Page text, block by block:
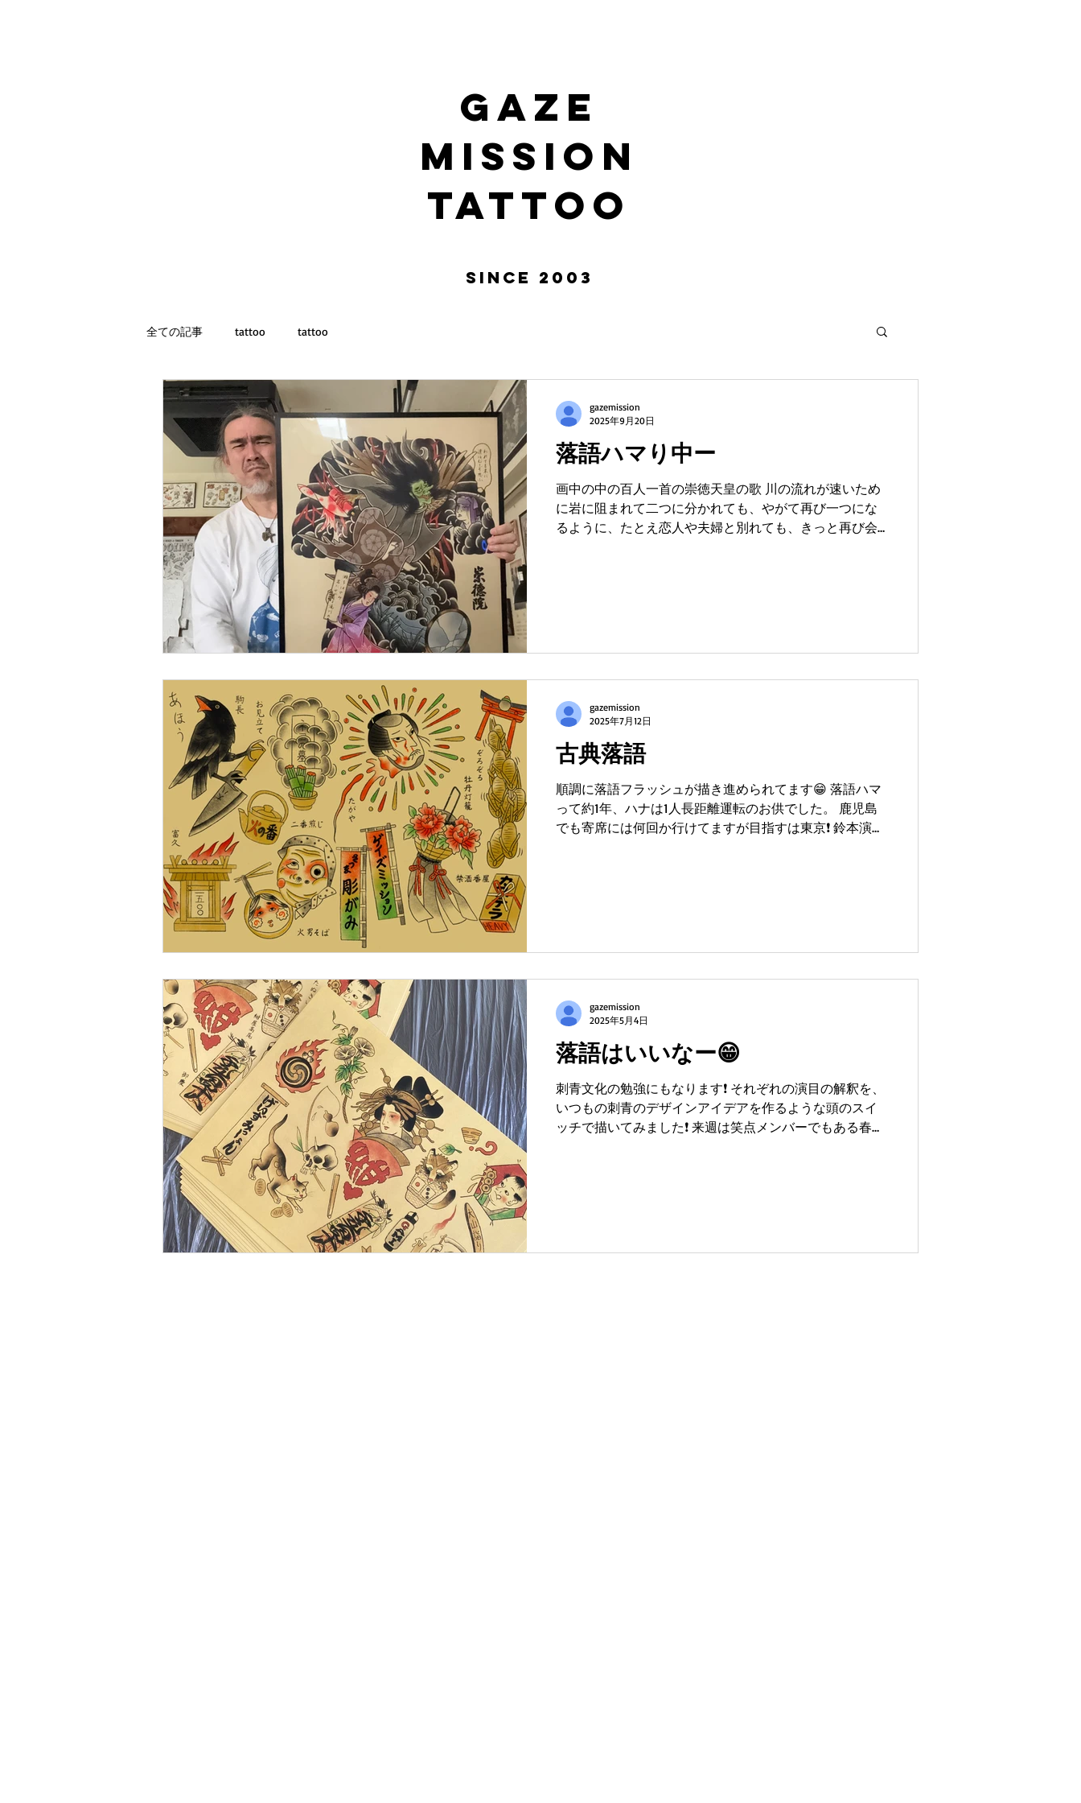
gaze
mission
tattoo
Since 2003
全ての記事 tattoo tattoo
落語ハマり中ー
画中の中の百人一首の崇徳天皇の歌 川の流れが速いため
に岩に阻まれて二つに分かれても、やがて再び一つにな
るように、たとえ恋人や夫婦と別れても、きっと再び会
gazemission
2025年9月20日
古典落語
順調に落語フラッシュが描き進められてます😁 落語ハマ
って約1年、ハナは1人長距離運転のお供でした。 鹿児島
でも寄席には何回か行けてますが目指すは東京❗️ 鈴本演芸
gazemission
2025年7月12日
落語はいいなー😁
刺青文化の勉強にもなります❗️ それぞれの演目の解釈を、
いつもの刺青のデザインアイデアを作るような頭のスイ
ッチで描いてみました❗️ 来週は笑点メンバーでもある春風
gazemission
2025年5月4日